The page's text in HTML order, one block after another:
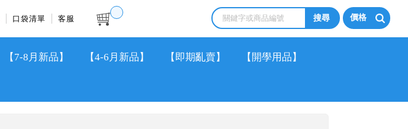
口袋清單 客服 價格
【7-8月新品】 【4-6月新品】 【即期亂賣】 【開學用品】